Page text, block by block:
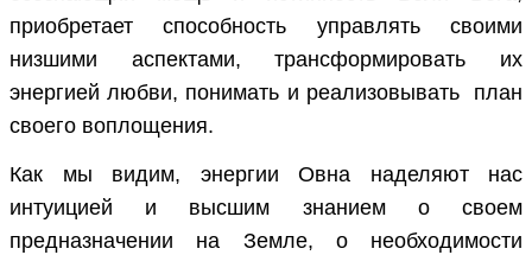
приобретает способность управлять своими
низшими аспектами, трансформировать их
энергией любви, понимать и реализовывать план
своего воплощения.
Как мы видим, энергии Овна наделяют нас
интуицией и высшим знанием о своем
предназначении на Земле, о необходимости